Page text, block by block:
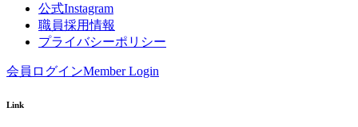
公式Instagram
職員採用情報
プライバシーポリシー
会員ログインMember Login
Link